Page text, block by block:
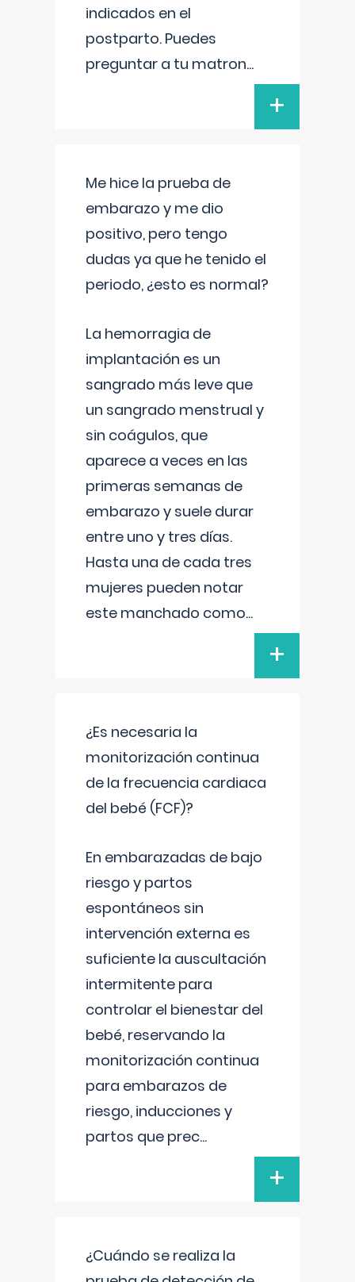
indicados en el
postparto. Puedes
preguntar a tu matron...
+
Me hice la prueba de
embarazo y me dio
positivo, pero tengo
dudas ya que he tenido el
periodo, ¿esto es normal?
La hemorragia de
implantación es un
sangrado más leve que
un sangrado menstrual y
sin coágulos, que
aparece a veces en las
primeras semanas de
embarazo y suele durar
entre uno y tres días.
Hasta una de cada tres
mujeres pueden notar
este manchado como...
+
¿Es necesaria la
monitorización continua
de la frecuencia cardiaca
del bebé (FCF)?
En embarazadas de bajo
riesgo y partos
espontáneos sin
intervención externa es
suficiente la auscultación
intermitente para
controlar el bienestar del
bebé, reservando la
monitorización continua
para embarazos de
riesgo, inducciones y
partos que prec...
+
¿Cuándo se realiza la